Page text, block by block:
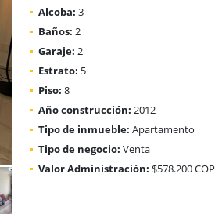
Alcoba: 3
Baños: 2
Garaje: 2
Estrato: 5
Piso: 8
Año construcción: 2012
Tipo de inmueble: Apartamento
Tipo de negocio: Venta
Valor Administración: $578.200 COP